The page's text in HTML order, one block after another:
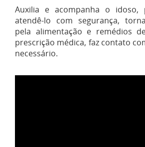
Auxilia e acompanha o idoso,
atendê-lo com segurança,
pela alimentação e remédios
prescrição médica, faz contato
necessário.